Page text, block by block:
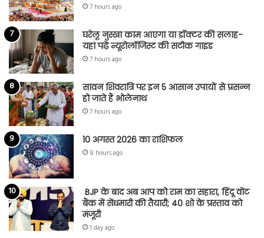
7 hours ago
घरेलू नुस्खा काम आएगा या डॉक्टर की सलाह-
यहां पढ़ें न्यूरोलॉजिस्ट की सटीक गाइड
7 hours ago
सावन शिवरात्रि पर इन 5 आसान उपायों से प्रसन्न
हो जाते हैं भोलेनाथ
7 hours ago
10 अगस्त 2026 का राशिफल
8 hours ago
BJP के बाद अब आप को राम का सहारा, हिंदू वोट
बैंक में सेंधमारी की तैयारी; 40 शो के प्रस्ताव को
मंजूरी
1 day ago